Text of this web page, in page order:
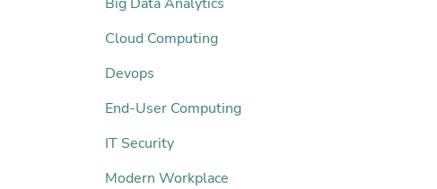
Cloud Computing
Devops
End-User Computing
IT Security
Modern Workplace